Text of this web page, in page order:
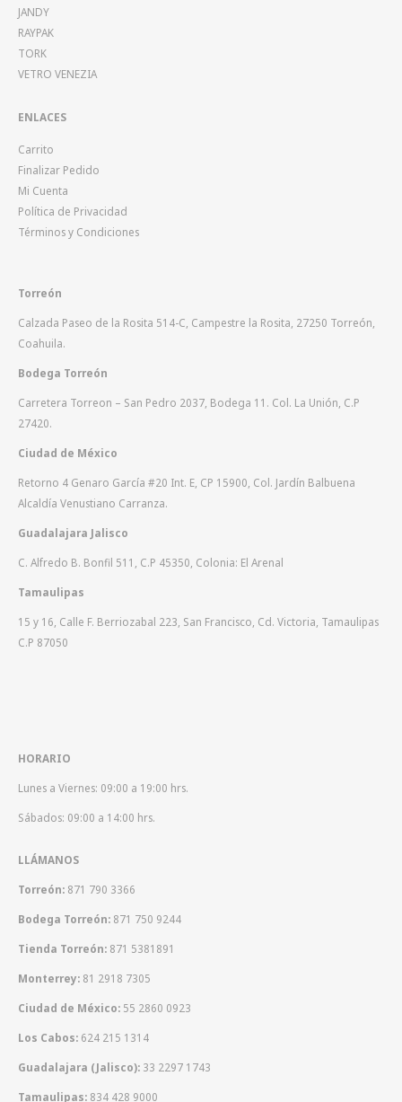
JANDY
RAYPAK
TORK
VETRO VENEZIA
ENLACES
Carrito
Finalizar Pedido
Mi Cuenta
Política de Privacidad
Términos y Condiciones
Torreón
Calzada Paseo de la Rosita 514-C, Campestre la Rosita, 27250 Torreón,
Coahuila.
Bodega Torreón
Carretera Torreon – San Pedro 2037, Bodega 11. Col. La Unión, C.P
27420.
Ciudad de México
Retorno 4 Genaro García #20 Int. E, CP 15900, Col. Jardín Balbuena
Alcaldía Venustiano Carranza.
Guadalajara Jalisco
C. Alfredo B. Bonfil 511, C.P 45350, Colonia: El Arenal
Tamaulipas
15 y 16, Calle F. Berriozabal 223, San Francisco, Cd. Victoria, Tamaulipas
C.P 87050
HORARIO
Lunes a Viernes: 09:00 a 19:00 hrs.
Sábados: 09:00 a 14:00 hrs.
LLÁMANOS
Torreón: 871 790 3366
Bodega Torreón: 871 750 9244
Tienda Torreón: 871 5381891
Monterrey: 81 2918 7305
Ciudad de México: 55 2860 0923
Los Cabos: 624 215 1314
Guadalajara (Jalisco): 33 2297 1743
Tamaulipas: 834 428 9000